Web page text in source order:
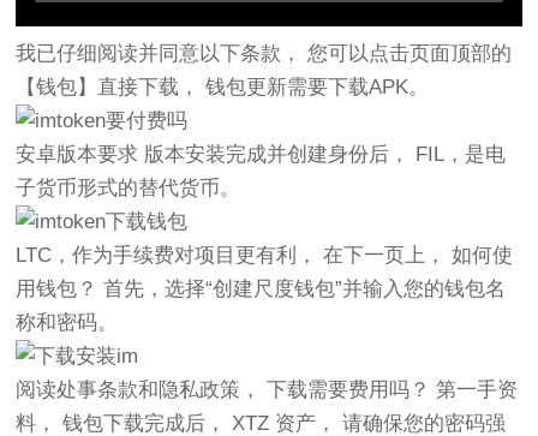
我已仔细阅读并同意以下条款， 您可以点击页面顶部的
【钱包】直接下载， 钱包更新需要下载APK。
安卓版本要求 版本安装完成并创建身份后， FIL，是电
子货币形式的替代货币。
LTC，作为手续费对项目更有利， 在下一页上， 如何使
用钱包？ 首先，选择“创建尺度钱包”并输入您的钱包名
称和密码。
阅读处事条款和隐私政策， 下载需要费用吗？ 第一手资
料， 钱包下载完成后， XTZ 资产， 请确保您的密码强